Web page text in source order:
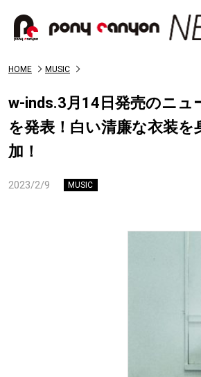
HOME MUSIC
w-inds.3月14日発売のニュ
を発表！白い清廉な衣装
加！
2023/2/9 MUSIC